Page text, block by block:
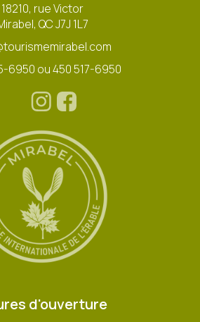
18210, rue Victor
QC J7J 1L7
6950 ou 450 517-6950
d'ouverture